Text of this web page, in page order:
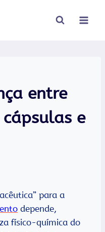
entre
e
para a
depende,
físico-química do